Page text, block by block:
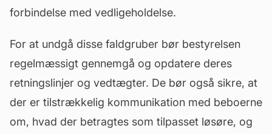
forbindelse med vedligeholdelse.
For at undgå disse faldgruber bør bestyrelsen
regelmæssigt gennemgå og opdatere deres
retningslinjer og vedtægter. De bør også sikre, at
der er tilstrækkelig kommunikation med beboerne
om, hvad der betragtes som tilpasset løsøre, og